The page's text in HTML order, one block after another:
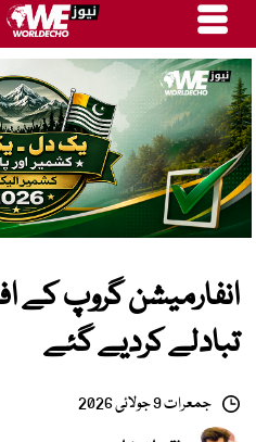
انفارمیشن گروپ کے
تبادلے کردیے گئے
جمعرات 9 جولائی 2026